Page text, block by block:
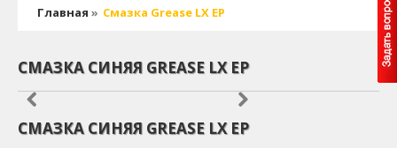
Главная » Смазка Grease LX EP
СМАЗКА СИНЯЯ GREASE LX EP
СМАЗКА СИНЯЯ GREASE LX EP